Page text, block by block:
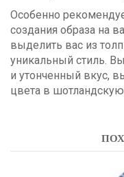
Особенно
создания образа на
выделить вас из
уникальный стиль.
и утонченный вкус,
цвета в шотландскую